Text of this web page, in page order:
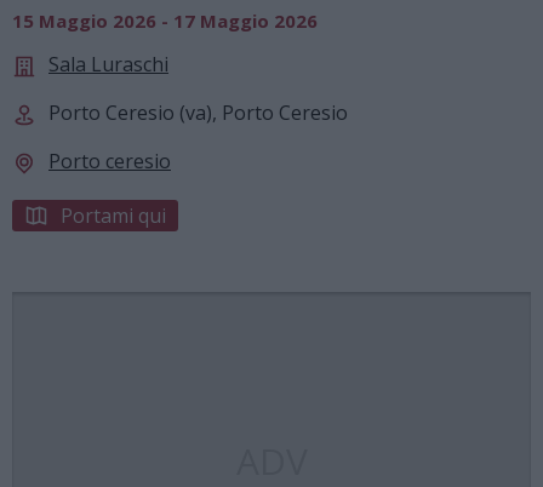
15 Maggio 2026 - 17 Maggio 2026
Sala Luraschi
Porto Ceresio (va), Porto Ceresio
Porto ceresio
Portami qui